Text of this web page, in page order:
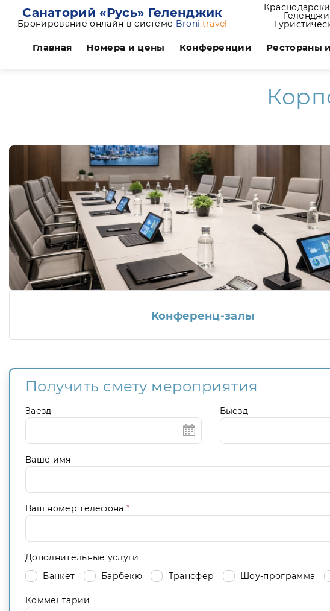
Санаторий «Русь» Геленджик
Бронирование онлайн в системе Broni.travel
Главная Номера и цены Конференции Рестораны
Конференц-залы
Получить смету мероприятия
Заезд Выезд
Ваше имя
Ваш номер телефона*
Дополнительные услуги
Банкет
Барбекю Трансфер Шоу-программа
Комментарии